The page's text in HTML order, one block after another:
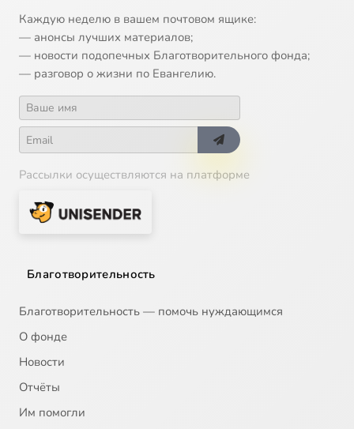
Каждую неделю в вашем почтовом ящике:
— анонсы лучших материалов;
— новости подопечных Благотворительного фонда;
— разговор о жизни по Евангелию.
Рассылки осуществляются на платформе
Благотворительность
Благотворительность — помочь нуждающимся
О фонде
Новости
Отчёты
Им помогли